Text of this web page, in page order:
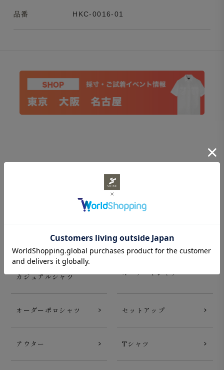
品番 HKC-0016-01
CATEGORY
アイテムカテゴリ
オーダーシャツ
カジュアルシャツ
オーダーTシャツ
オーダーポロシャツ セットアップ
アウター Tシャツ